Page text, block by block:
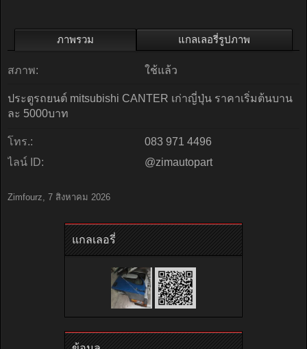
ภาพรวม แกลเลอรี่รูปภาพ
สภาพ: ใช้แล้ว
ประตูรถยนต์ mitsubishi CANTER เก่าญี่ปุ่น ราคาเริ่มต้นบาน
ละ 5000บาท
โทร.:
083 971 4496
ไลน์ ID:
@zimautopart
Zimfourz, 7 สิงหาคม 2026
แกลเลอรี่